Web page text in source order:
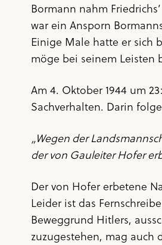
Bormann nahm
war ein Ansporn
Einige Male hatte er sich
möge bei seinem
Am 4. Oktober 1944 um
Sachverhalten. Darin
„Wegen der
der von Gauleiter Hofer
Der von Hofer erbetene
Leider ist das
Beweggrund Hitlers,
zuzugestehen, mag auch